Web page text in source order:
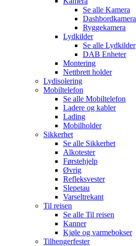
Se alle Kamera
Dashbordkamera
Ryggekamera
Lydkilder
Se alle Lydkilder
DAB Enheter
Montering
Nettbrett holder
Lydisolering
Mobiltelefon
Se alle Mobiltelefon
Ladere og kabler
Lading
Mobilholder
Sikkerhet
Se alle Sikkerhet
Alkotester
Førstehjelp
Øvrig
Refleksvester
Slepetau
Varseltrekant
Til reisen
Se alle Til reisen
Kanner
Kjøle og varmebokser
Tilhengerfester